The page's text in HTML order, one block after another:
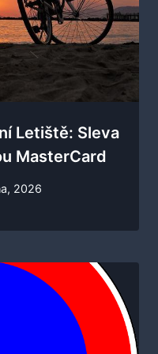
Letiště: Sleva
MasterCard
2026